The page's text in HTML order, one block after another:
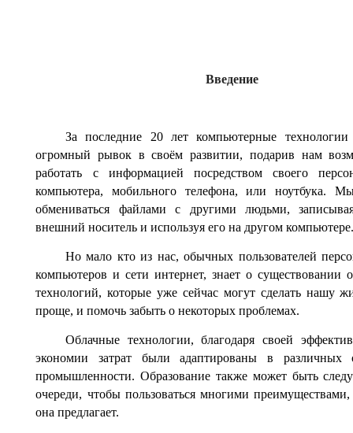
Введение
За последние 20 лет компьютерные технологии
огромный рывок в своём развитии, подарив нам
работать с информацией посредством своего
компьютера, мобильного телефона, или ноутбука.
обмениваться файлами с другими людьми,
внешний носитель и используя его на другом
Но мало кто из нас, обычных пользователей
компьютеров и сети интернет, знает о существовании
технологий, которые уже сейчас могут сделать нашу
проще, и помочь забыть о некоторых проблемах.
Облачные технологии, благодаря своей
экономии затрат были адаптированы в различных
промышленности. Образование также может быть
очереди, чтобы пользоваться многими преимуществами,
она предлагает.